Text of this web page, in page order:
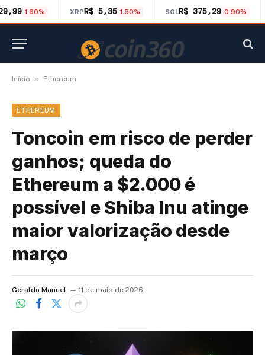
1.60% XRPR$ 5,35 1.50% SOLR$ 375,29 0.90%
Início » Ethereum
ETHEREUM
Toncoin em risco de perder
ganhos; queda do
Ethereum a $2.000 é
possível e Shiba Inu atinge
maior valorização desde
março
Geraldo Manuel 11 de maio de 2026